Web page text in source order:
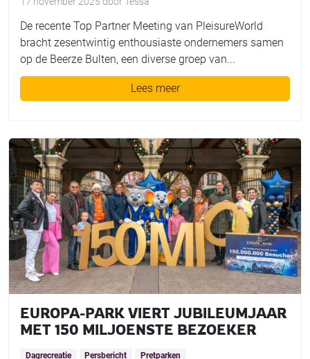
De recente Top Partner Meeting van PleisureWorld
bracht zesentwintig enthousiaste ondernemers samen
op de Beerze Bulten, een diverse groep van...
Lees meer
EUROPA-PARK VIERT JUBILEUMJAAR
MET 150 MILJOENSTE BEZOEKER
Dagrecreatie Persbericht Pretparken